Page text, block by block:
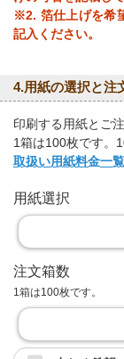
※2. 箔仕上げを希
記入ください。
4.用紙の選択と注
印刷する用紙とご
1箱は100枚です。
取扱い用紙料金一
用紙選択
注文箱数
1箱は100枚です。